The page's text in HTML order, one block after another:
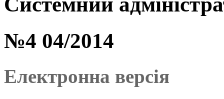
№4 04/2014
Електронна версія